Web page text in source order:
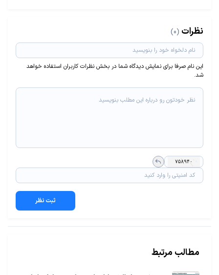
نظرات (0)
این نام صرفا برای نمایش دیدگاه شما در بخش نظرات کاربران استفاده خواهد
شد.
ثبت نظر
مطالب مرتبط